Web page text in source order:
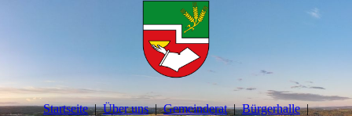
Startseite Über uns Gemeinderat Bürgerhalle